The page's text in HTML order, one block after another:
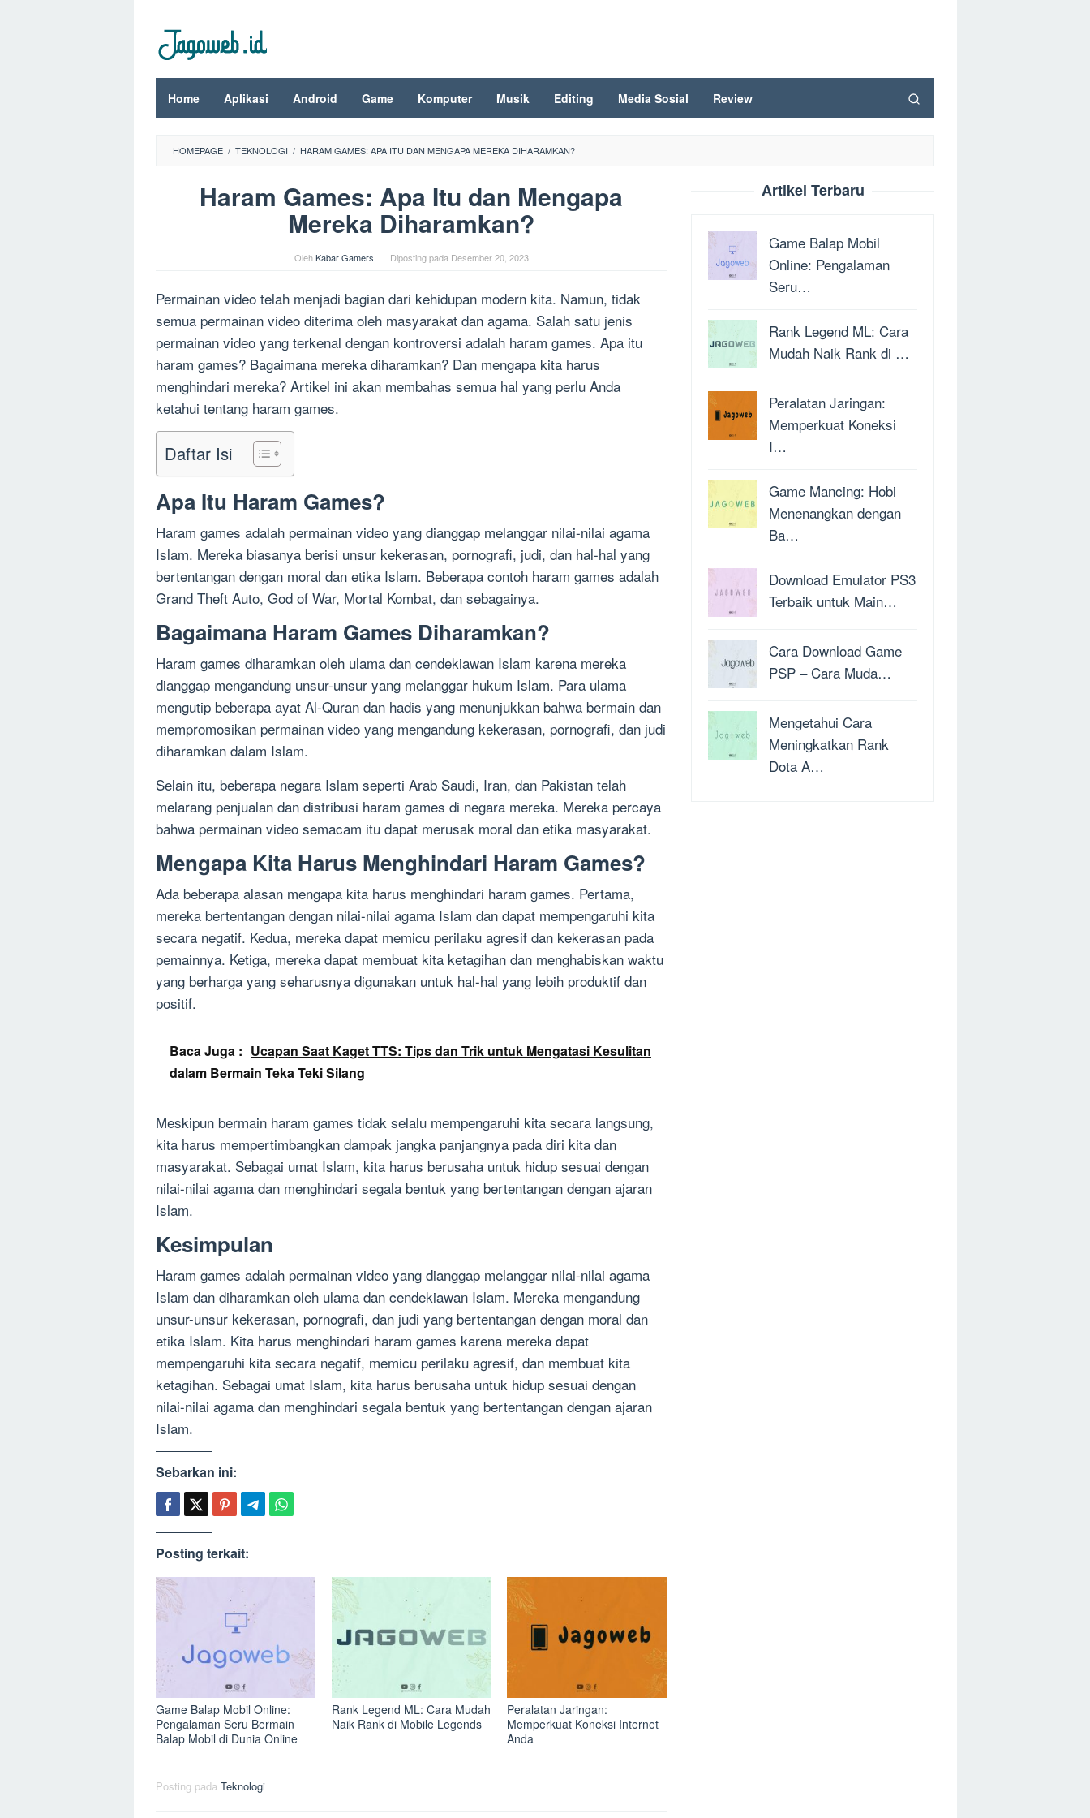
konten
Home Aplikasi Android Game Komputer Musik Editing Media Sosial Review
HOMEPAGE / TEKNOLOGI / HARAM GAMES: APA ITU DAN MENGAPA MEREKA DIHARAMKAN?
Haram Games: Apa Itu dan Mengapa
Mereka Diharamkan?
OlehKabar Gamers Diposting pada Desember 20, 2023
Permainan video telah menjadi bagian dari kehidupan modern kita. Namun, tidak
semua permainan video diterima oleh masyarakat dan agama. Salah satu jenis
permainan video yang terkenal dengan kontroversi adalah haram games. Apa itu
haram games? Bagaimana mereka diharamkan? Dan mengapa kita harus
menghindari mereka? Artikel ini akan membahas semua hal yang perlu Anda
ketahui tentang haram games.
Daftar Isi
Apa Itu Haram Games?
Haram games adalah permainan video yang dianggap melanggar nilai-nilai agama
Islam. Mereka biasanya berisi unsur kekerasan, pornografi, judi, dan hal-hal yang
bertentangan dengan moral dan etika Islam. Beberapa contoh haram games adalah
Grand Theft Auto, God of War, Mortal Kombat, dan sebagainya.
Bagaimana Haram Games Diharamkan?
Haram games diharamkan oleh ulama dan cendekiawan Islam karena mereka
dianggap mengandung unsur-unsur yang melanggar hukum Islam. Para ulama
mengutip beberapa ayat Al-Quran dan hadis yang menunjukkan bahwa bermain dan
mempromosikan permainan video yang mengandung kekerasan, pornografi, dan judi
diharamkan dalam Islam.
Selain itu, beberapa negara Islam seperti Arab Saudi, Iran, dan Pakistan telah
melarang penjualan dan distribusi haram games di negara mereka. Mereka percaya
bahwa permainan video semacam itu dapat merusak moral dan etika masyarakat.
Mengapa Kita Harus Menghindari Haram Games?
Ada beberapa alasan mengapa kita harus menghindari haram games. Pertama,
mereka bertentangan dengan nilai-nilai agama Islam dan dapat mempengaruhi kita
secara negatif. Kedua, mereka dapat memicu perilaku agresif dan kekerasan pada
pemainnya. Ketiga, mereka dapat membuat kita ketagihan dan menghabiskan waktu
yang berharga yang seharusnya digunakan untuk hal-hal yang lebih produktif dan
positif.
Baca Juga : Ucapan Saat Kaget TTS: Tips dan Trik untuk Mengatasi Kesulitan
dalam Bermain Teka Teki Silang
Meskipun bermain haram games tidak selalu mempengaruhi kita secara langsung,
kita harus mempertimbangkan dampak jangka panjangnya pada diri kita dan
masyarakat. Sebagai umat Islam, kita harus berusaha untuk hidup sesuai dengan
nilai-nilai agama dan menghindari segala bentuk yang bertentangan dengan ajaran
Islam.
Kesimpulan
Haram games adalah permainan video yang dianggap melanggar nilai-nilai agama
Islam dan diharamkan oleh ulama dan cendekiawan Islam. Mereka mengandung
unsur-unsur kekerasan, pornografi, dan judi yang bertentangan dengan moral dan
etika Islam. Kita harus menghindari haram games karena mereka dapat
mempengaruhi kita secara negatif, memicu perilaku agresif, dan membuat kita
ketagihan. Sebagai umat Islam, kita harus berusaha untuk hidup sesuai dengan
nilai-nilai agama dan menghindari segala bentuk yang bertentangan dengan ajaran
Islam.
Sebarkan ini:
Posting terkait:
Game Balap Mobil Online:
Pengalaman Seru Bermain
Balap Mobil di Dunia Online
Rank Legend ML: Cara Mudah
Naik Rank di Mobile Legends
Peralatan Jaringan:
Memperkuat Koneksi Internet
Anda
Posting pada Teknologi
Artikel Terbaru
Game Balap Mobil
Online: Pengalaman
Seru…
Rank Legend ML: Cara
Mudah Naik Rank di …
Peralatan Jaringan:
Memperkuat Koneksi
I…
Game Mancing: Hobi
Menenangkan dengan
Ba…
Download Emulator PS3
Terbaik untuk Main…
Cara Download Game
PSP – Cara Muda…
Mengetahui Cara
Meningkatkan Rank
Dota A…